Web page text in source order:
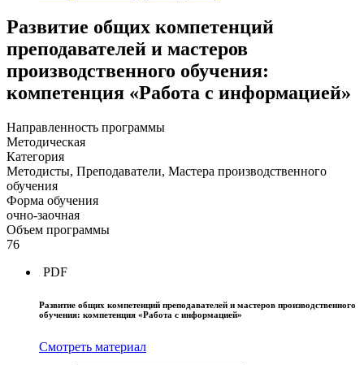
Развитие общих компетенций
преподавателей и мастеров
производственного обучения:
компетенция «Работа с информацией»
Направленность программы
Методическая
Категория
Методисты, Преподаватели, Мастера производственного
обучения
Форма обучения
очно-заочная
Объем программы
76
PDF
Развитие общих компетенций преподавателей и мастеров производственного
обучения: компетенция «Работа с информацией»
Смотреть материал